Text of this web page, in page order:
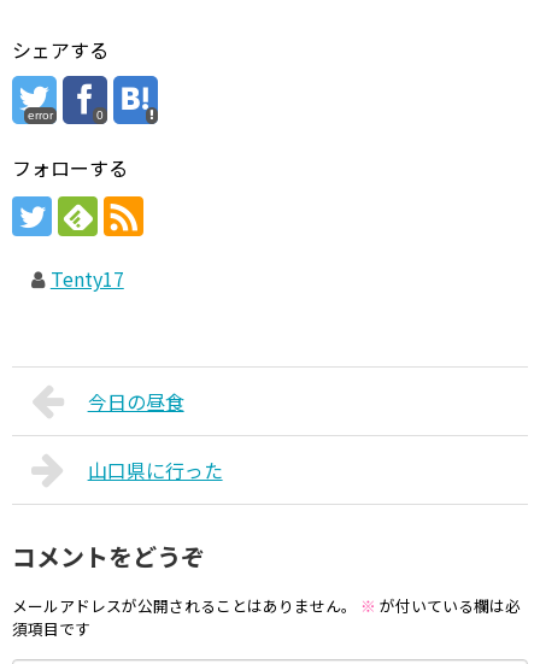
シェアする
error 0
フォローする
Tenty17
今日の昼食
山口県に行った
コメントをどうぞ
メールアドレスが公開されることはありません。 ※ が付いている欄は必
須項目です